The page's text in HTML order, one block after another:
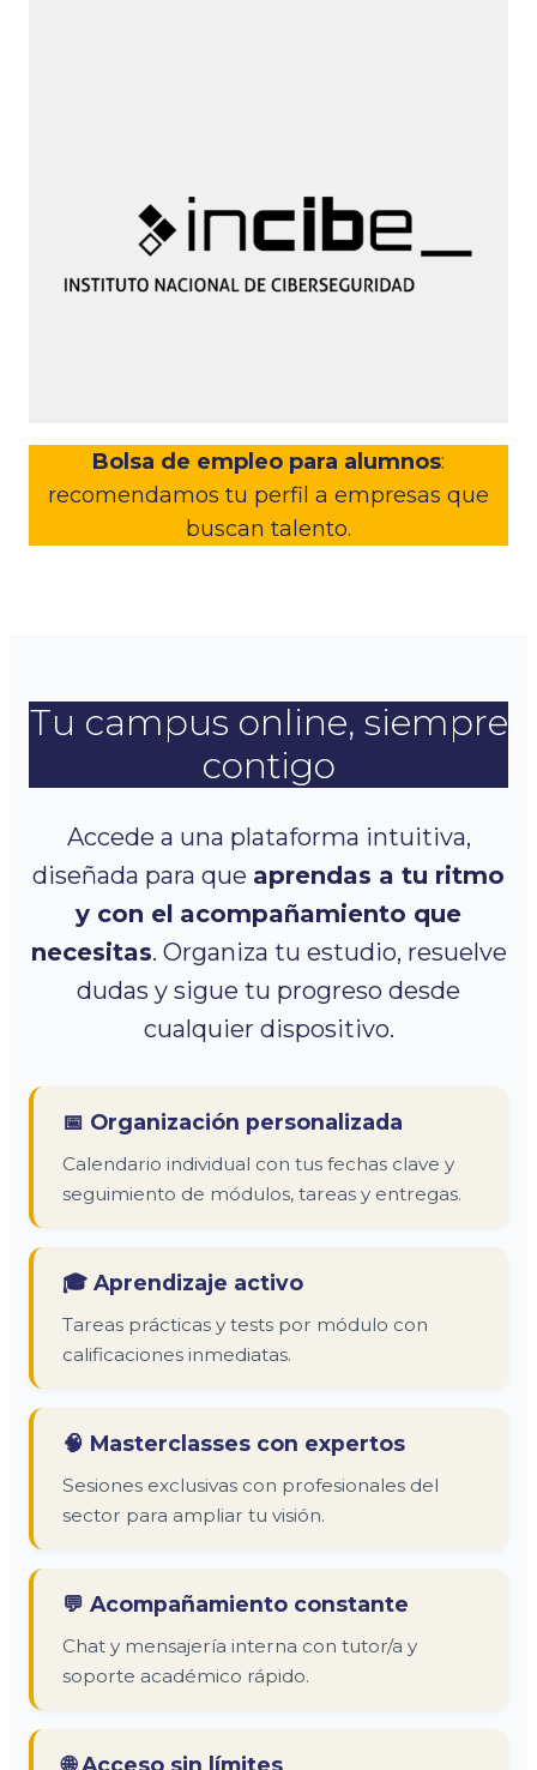
Bolsa de empleo para alumnos:
recomendamos tu perfil a empresas que
buscan talento.
Tu campus online, siempre
contigo
Accede a una plataforma intuitiva,
diseñada para que aprendas a tu ritmo
y con el acompañamiento que
necesitas. Organiza tu estudio, resuelve
dudas y sigue tu progreso desde
cualquier dispositivo.
📅 Organización personalizada
Calendario individual con tus fechas clave y
seguimiento de módulos, tareas y entregas.
🎓 Aprendizaje activo
Tareas prácticas y tests por módulo con
calificaciones inmediatas.
🧠 Masterclasses con expertos
Sesiones exclusivas con profesionales del
sector para ampliar tu visión.
💬 Acompañamiento constante
Chat y mensajería interna con tutor/a y
soporte académico rápido.
🌐 Acceso sin límites